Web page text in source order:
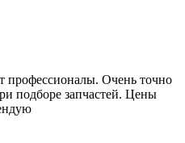
профессионалы. Очень точно
подборе запчастей. Цены